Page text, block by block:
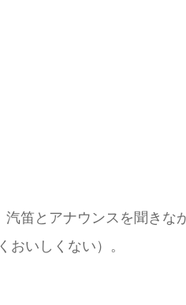
笛とアナウンスを聞き
おいしくない）。